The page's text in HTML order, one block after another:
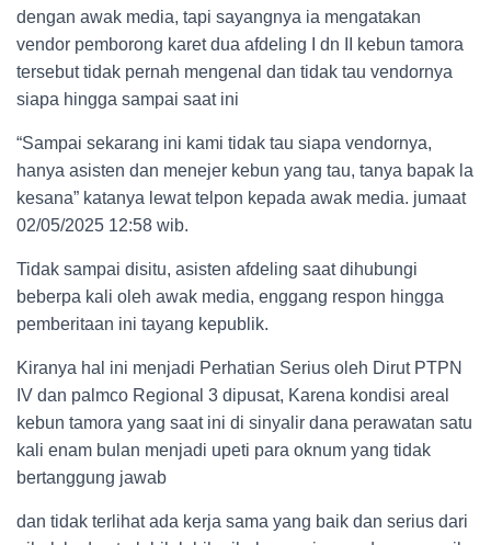
dengan awak media, tapi sayangnya ia mengatakan
vendor pemborong karet dua afdeling I dn II kebun tamora
tersebut tidak pernah mengenal dan tidak tau vendornya
siapa hingga sampai saat ini
“Sampai sekarang ini kami tidak tau siapa vendornya,
hanya asisten dan menejer kebun yang tau, tanya bapak la
kesana” katanya lewat telpon kepada awak media. jumaat
02/05/2025 12:58 wib.
Tidak sampai disitu, asisten afdeling saat dihubungi
beberpa kali oleh awak media, enggang respon hingga
pemberitaan ini tayang kepublik.
Kiranya hal ini menjadi Perhatian Serius oleh Dirut PTPN
IV dan palmco Regional 3 dipusat, Karena kondisi areal
kebun tamora yang saat ini di sinyalir dana perawatan satu
kali enam bulan menjadi upeti para oknum yang tidak
bertanggung jawab
dan tidak terlihat ada kerja sama yang baik dan serius dari